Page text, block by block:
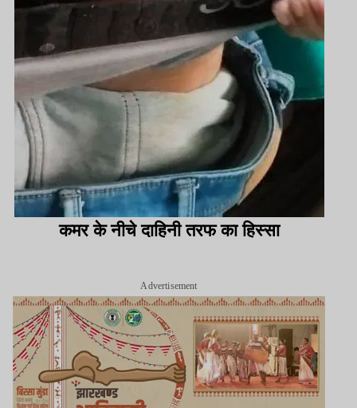
कमर के नीचे दाहिनी तरफ का हिस्सा
Advertisement